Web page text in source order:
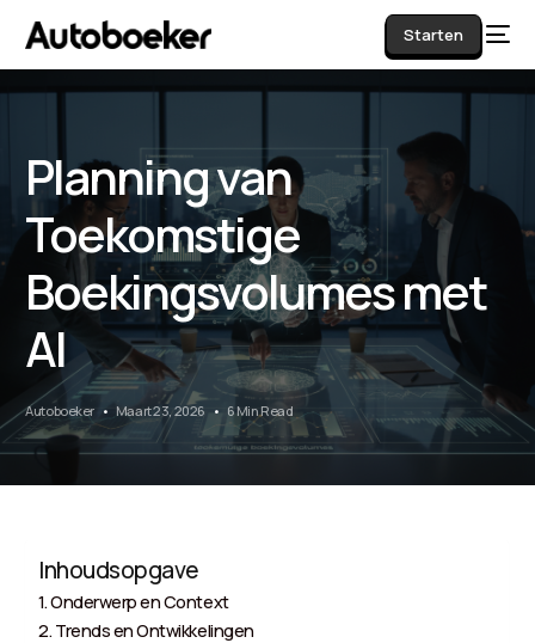
Starten
Planning van
Toekomstige
Boekingsvolumes met
AI
Autoboeker Maart 23, 2026 6 Min Read
Inhoudsopgave
Onderwerp en Context
Trends en Ontwikkelingen
AI